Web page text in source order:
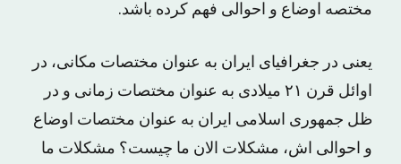
مختصه‌ اوضاع و احوالی فهم کرده باشد.
یعنی در جغرافیای ایران به عنوان مختصات مکانی، در
اوائل قرن ۲۱ میلادی به عنوان مختصات زمانی و در
ظل جمهوری اسلامی ایران به عنوان مختصات اوضاع
و احوالی اش، مشکلات الان ما چیست؟ مشکلات ما